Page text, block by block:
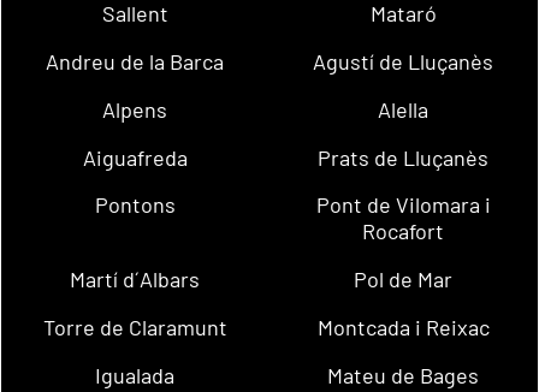
Sallent
Mataró
Andreu de la Barca
Agustí de Lluçanès
Alpens
Alella
Aiguafreda
Prats de Lluçanès
Pontons
Pont de Vilomara i
Rocafort
Martí d´Albars
Pol de Mar
Torre de Claramunt
Montcada i Reixac
Igualada
Mateu de Bages